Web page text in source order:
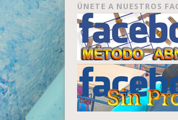
ÚNETE A NUESTROS